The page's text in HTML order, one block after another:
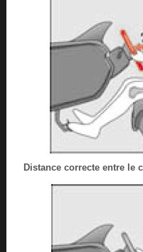
Distance correcte entre le